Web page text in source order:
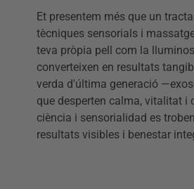
Et presentem més que un
tècniques sensorials i
teva pròpia pell com la
converteixen en resultats
verda d'última generació
que desperten calma, vitalitat i
ciència i sensorialidad es
resultats visibles i benestar